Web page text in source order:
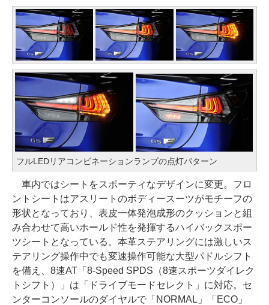
フルLEDリアコンビネーションランプの点灯パターン
車内ではシートをスポーティなデザインに変更。フロ
ントシートはアスリートのボディースーツがモチーフの
形状となっており、表皮一体発泡成形のクッションと組
み合わせて高いホールド性を発揮するハイバックスポー
ツシートとなっている。本革ステアリングには激しいス
テアリング操作中でも変速操作可能な大型パドルシフト
を備え、8速AT「8-Speed SPDS（8速スポーツダイレク
トシフト）」は「ドライブモードセレクト」に対応。セ
ンターコンソールのダイヤルで「NORMAL」「ECO」